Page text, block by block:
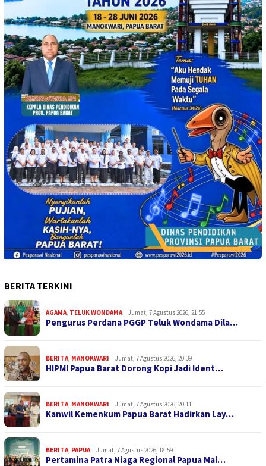
BERITA TERKINI
AGAMA TELUK WONDAMA Jumat, 7 Agustus 2026, 21:55
Pengurus Perdana PGGP Teluk Wondama Dila…
BERITA MANOKWARI Jumat, 7 Agustus 2026, 20:39
HIPMI Papua Barat Dorong Kopi Jadi Ident…
BERITA MANOKWARI Jumat, 7 Agustus 2026, 20:11
Kanwil Kemenkum Papua Barat Hadirkan Lay…
BERITA PAPUA Jumat, 7 Agustus 2026, 18:59
Pertamina Patra Niaga Regional Papua Mal…